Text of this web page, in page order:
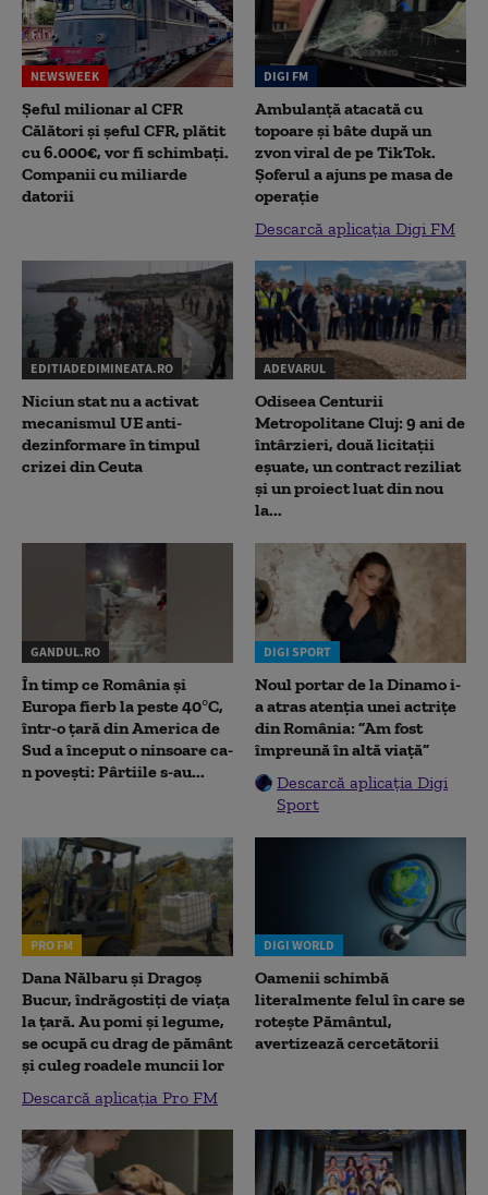
NEWSWEEK
Șeful milionar al CFR
Călători și șeful CFR, plătit
cu 6.000€, vor fi schimbați.
Companii cu miliarde
datorii
DIGI FM
Ambulanță atacată cu
topoare și bâte după un
zvon viral de pe TikTok.
Șoferul a ajuns pe masa de
operație
Descarcă aplicația Digi FM
EDITIADEDIMINEATA.RO
Niciun stat nu a activat
mecanismul UE anti-
dezinformare în timpul
crizei din Ceuta
ADEVARUL
Odiseea Centurii
Metropolitane Cluj: 9 ani de
întârzieri, două licitații
eșuate, un contract reziliat
și un proiect luat din nou
la...
GANDUL.RO
În timp ce România și
Europa fierb la peste 40°C,
într-o țară din America de
Sud a început o ninsoare ca-
n povești: Pârtiile s-au...
DIGI SPORT
Noul portar de la Dinamo i-
a atras atenția unei actrițe
din România: ”Am fost
împreună în altă viață”
Descarcă aplicația Digi
Sport
PRO FM
Dana Nălbaru și Dragoș
Bucur, îndrăgostiți de viața
la țară. Au pomi și legume,
se ocupă cu drag de pământ
și culeg roadele muncii lor
Descarcă aplicația Pro FM
DIGI WORLD
Oamenii schimbă
literalmente felul în care se
rotește Pământul,
avertizează cercetătorii